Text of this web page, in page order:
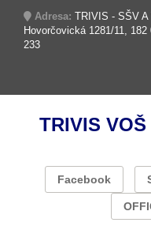
Adresa: TRIVIS - SŠV
Hovorčovická 1281/11, 182
233
TRIVIS
Facebook